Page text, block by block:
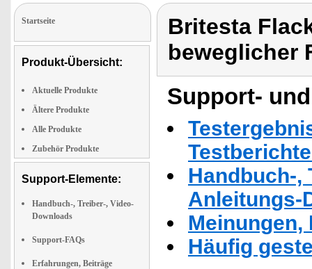
Startseite
Produkt-Übersicht:
Aktuelle Produkte
Ältere Produkte
Alle Produkte
Zubehör Produkte
Support-Elemente:
Handbuch-, Treiber-, Video-
Downloads
Support-FAQs
Erfahrungen, Beiträge
Britesta
beweglicher
Support-
Handbuch-,
Anleitungs-
Häufig